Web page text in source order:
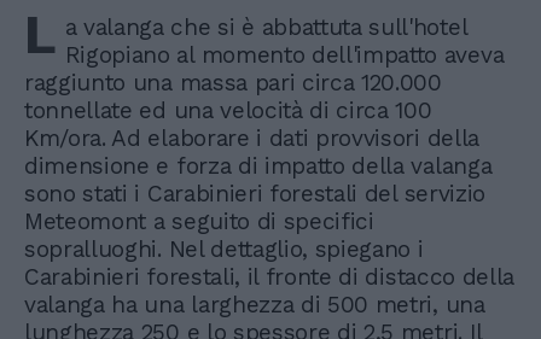
L a valanga che si è abbattuta sull'hotel
Rigopiano al momento dell'impatto aveva
raggiunto una massa pari circa 120.000
tonnellate ed una velocità di circa 100
Km/ora. Ad elaborare i dati provvisori della
dimensione e forza di impatto della valanga
sono stati i Carabinieri forestali del servizio
Meteomont a seguito di specifici
sopralluoghi. Nel dettaglio, spiegano i
Carabinieri forestali, il fronte di distacco della
valanga ha una larghezza di 500 metri, una
lunghezza 250 e lo spessore di 2,5 metri. Il